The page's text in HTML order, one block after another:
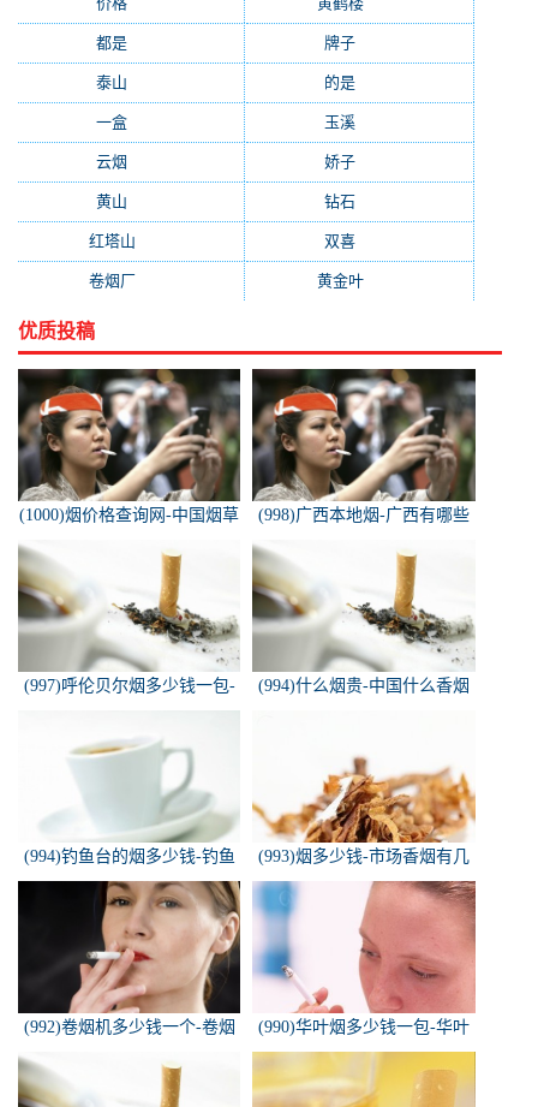
都是 牌子
泰山 的是
一盒 玉溪
云烟 娇子
黄山 钻石
红塔山 双喜
卷烟厂(154) 黄金叶(151)
优质投稿
(1000)烟价格查询网-中国烟草
(998)广西本地烟-广西有哪些
(997)呼伦贝尔烟多少钱一包-
白色的呼伦贝尔香烟多少钱一
(994)什么烟贵-中国什么香烟
(994)钓鱼台的烟多少钱-钓鱼
台香烟价格有哪几种规格？
(993)烟多少钱-市场香烟有几
种 各多少钱一包
(992)卷烟机多少钱一个-卷烟
(990)华叶烟多少钱一包-华叶
烟价格多少钱一包